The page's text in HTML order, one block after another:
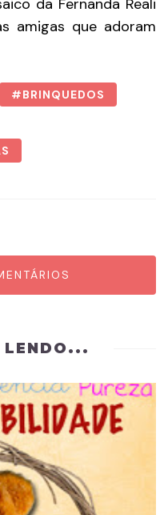
da Fernanda Reali
amigas que adoram
BRINQUEDOS
LENDO...